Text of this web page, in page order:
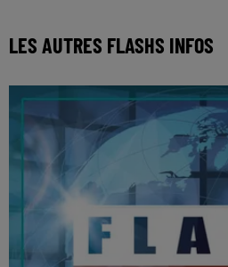
LES AUTRES FLASHS INFOS